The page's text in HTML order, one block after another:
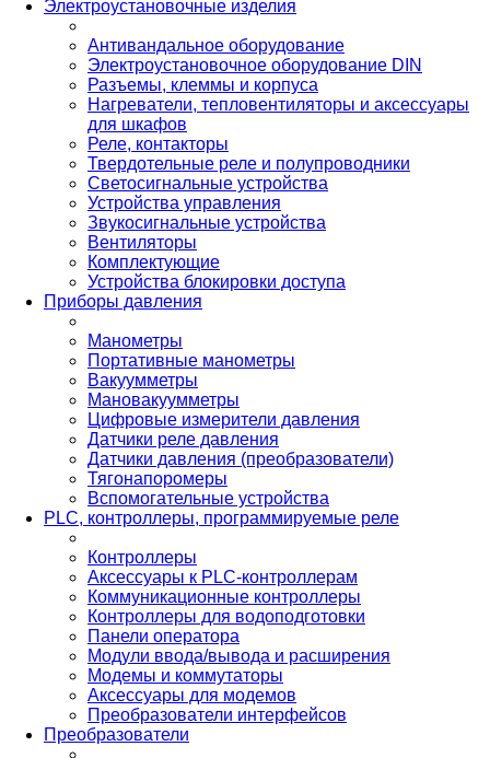
Электроустановочные изделия
Антивандальное оборудование
Электроустановочное оборудование DIN
Разъемы, клеммы и корпуса
Нагреватели, тепловентиляторы и аксессуары
для шкафов
Реле, контакторы
Твердотельные реле и полупроводники
Светосигнальные устройства
Устройства управления
Звукосигнальные устройства
Вентиляторы
Комплектующие
Устройства блокировки доступа
Приборы давления
Манометры
Портативные манометры
Вакуумметры
Мановакуумметры
Цифровые измерители давления
Датчики реле давления
Датчики давления (преобразователи)
Тягонапоромеры
Вспомогательные устройства
PLС, контроллеры, программируемые реле
Контроллеры
Аксессуары к PLC-контроллерам
Коммуникационные контроллеры
Контроллеры для водоподготовки
Панели оператора
Модули ввода/вывода и расширения
Модемы и коммутаторы
Аксессуары для модемов
Преобразователи интерфейсов
Преобразователи